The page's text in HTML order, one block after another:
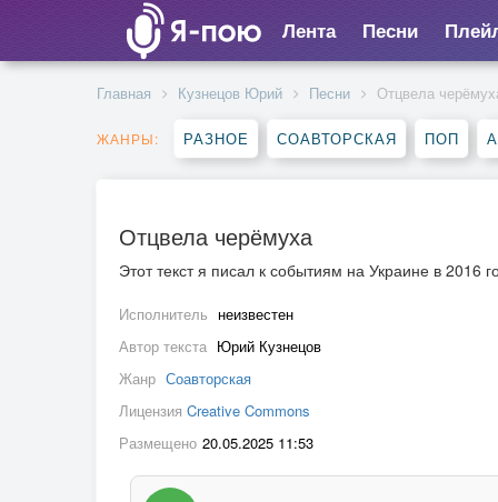
Лента Песни
Главная Кузнецов Юрий Песни Отцвела
ЖАНРЫ: РАЗНОЕ СОАВТОРСКАЯ ПОП
Отцвела черёмуха
Этот текст я писал к событиям на Украине в 2016
Исполнитель неизвестен
Автор текста Юрий Кузнецов
Жанр Соавторская
Лицензия Creative Commons
Размещено 20.05.2025 11:53